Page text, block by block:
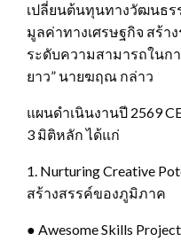
เปลี่ยนต้นทุนทางวัฒนธ
มูลค่าทางเศรษฐกิจ สร้า
ระดับความสามารถในก
ยาว” นายฆฤณ กล่าว
แผนดำเนินงานปี 2569
3 มิติหลัก ได้แก่
1. Nurturing Creative
สร้างสรรค์ของภูมิภาค
● Awesome Skills